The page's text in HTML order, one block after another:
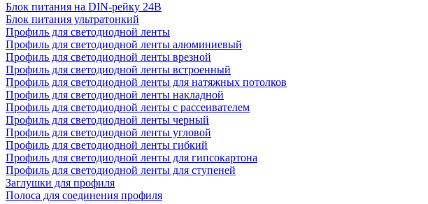
Блок питания на DIN-рейку 24В
Блок питания ультратонкий
Профиль для светодиодной ленты
Профиль для светодиодной ленты алюминиевый
Профиль для светодиодной ленты врезной
Профиль для светодиодной ленты встроенный
Профиль для светодиодной ленты для натяжных потолков
Профиль для светодиодной ленты накладной
Профиль для светодиодной ленты с рассеивателем
Профиль для светодиодной ленты черный
Профиль для светодиодной ленты угловой
Профиль для светодиодной ленты гибкий
Профиль для светодиодной ленты для гипсокартона
Профиль для светодиодной ленты для ступеней
Заглушки для профиля
Полоса для соединения профиля